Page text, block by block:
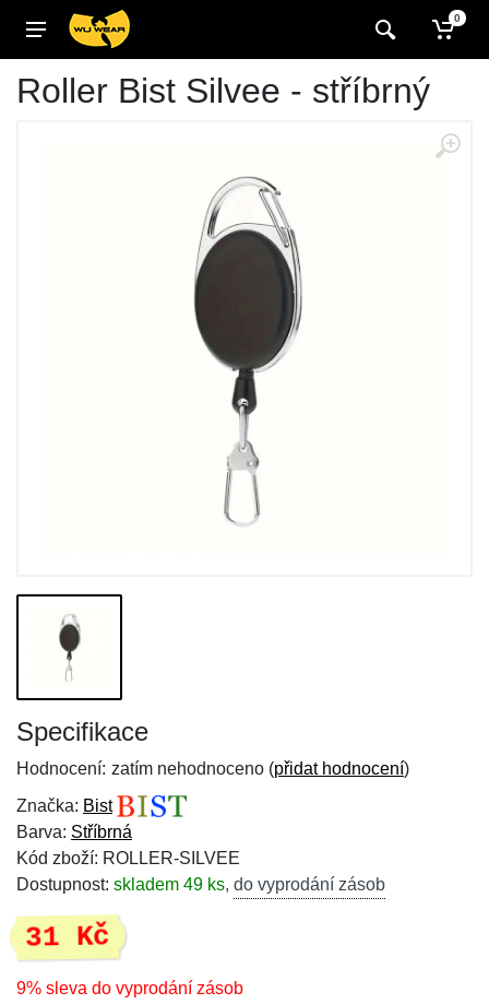
0
Roller Bist Silvee - stříbrný
Specifikace
Hodnocení: zatím nehodnoceno (přidat hodnocení)
Značka: Bist
Barva: Stříbrná
Kód zboží: ROLLER-SILVEE
Dostupnost: skladem 49 ks, do vyprodání zásob
31 Kč
9% sleva do vyprodání zásob